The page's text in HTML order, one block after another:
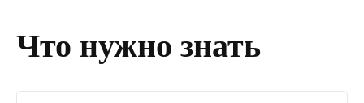
Что нужно знать